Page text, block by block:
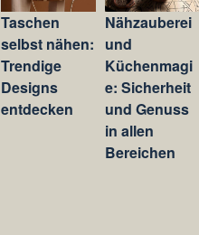
Taschen
selbst nähen:
Trendige
Designs
entdecken
Nähzauberei
und
Küchenmagi
e: Sicherheit
und Genuss
in allen
Bereichen